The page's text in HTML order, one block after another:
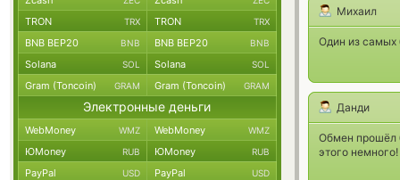
Михаил
Один из самых
Данди
Обмен прошёл
этого немного!
TRON TRX TRON TRX
BNB BEP20 BNB BNB BEP20 BNB
Solana SOL Solana SOL
Gram (Toncoin) GRAM Gram (Toncoin) GRAM
Электронные деньги
WebMoney WMZ WebMoney WMZ
ЮMoney RUB ЮMoney RUB
PayPal USD PayPal USD